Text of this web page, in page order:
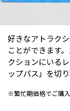
好きなアトラク
ことができます
クションにいる
ップパス」を切
※繁忙期価格でご購